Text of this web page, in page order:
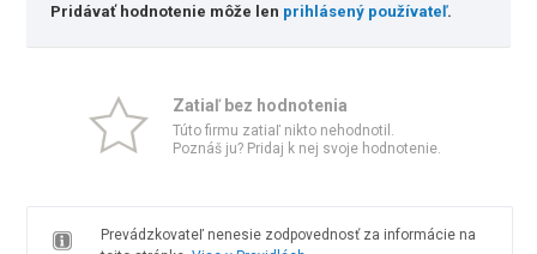
Pridávať hodnotenie môže len prihlásený používateľ.
Zatiaľ bez hodnotenia
Túto firmu zatiaľ nikto nehodnotil.
Poznáš ju? Pridaj k nej svoje hodnotenie.
Prevádzkovateľ nenesie zodpovednosť za informácie na